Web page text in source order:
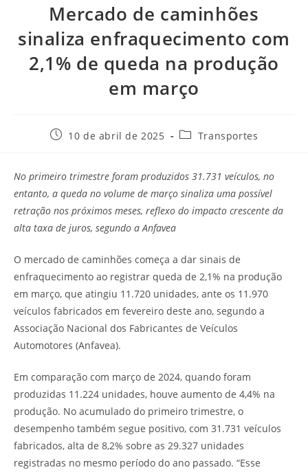
Mercado de caminhões
sinaliza enfraquecimento com
2,1% de queda na produção
em março
10 de abril de 2025 Transportes
No primeiro trimestre foram produzidos 31.731 veículos, no
entanto, a queda no volume de março sinaliza uma possível
retração nos próximos meses, reflexo do impacto crescente da
alta taxa de juros, segundo a Anfavea
O mercado de caminhões começa a dar sinais de
enfraquecimento ao registrar queda de 2,1% na produção
em março, que atingiu 11.720 unidades, ante os 11.970
veículos fabricados em fevereiro deste ano, segundo a
Associação Nacional dos Fabricantes de Veículos
Automotores (Anfavea).
Em comparação com março de 2024, quando foram
produzidas 11.224 unidades, houve aumento de 4,4% na
produção. No acumulado do primeiro trimestre, o
desempenho também segue positivo, com 31.731 veículos
fabricados, alta de 8,2% sobre as 29.327 unidades
registradas no mesmo período do ano passado. “Esse